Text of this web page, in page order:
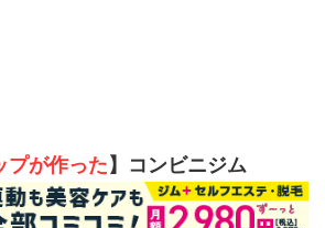
プが作った】コンビニジム